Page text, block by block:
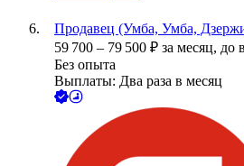
Продавец (Умба, Умба,
59 700 – 79 500 ₽ за месяц, до
Без опыта
Выплаты: Два раза в месяц